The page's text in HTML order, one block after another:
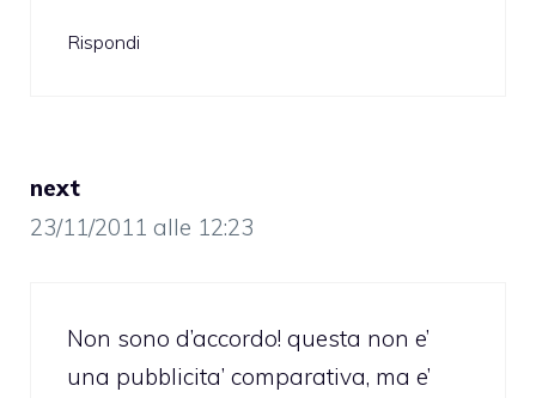
Rispondi
next
23/11/2011 alle 12:23
Non sono d’accordo! questa non e’
una pubblicita’ comparativa, ma e’